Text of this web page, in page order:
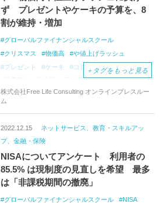
ず プレゼントやケーキの予算を、8
割が維持・増加
グローバルファイナンシャルスクール
クリスマス
物価高
や値上げラッシュ
プレゼント
ケーキ
コロナ禍で我慢
業界最多の講座数
日本最大規模
金融オンラインスクール
クリスマスプレゼント
＋ タグをもっと見る
株式会社Free Life Consulting オンラインプレスルー
ム
2022.12.15
ネットサービス、教育・スキルアッ
プ、金融・保険
NISAについてアンケート 利用者の
85.5% は現制度の見直しを希望 最多
は「非課税期間の撤廃」
グローバルファイナンシャルスクール
NISA